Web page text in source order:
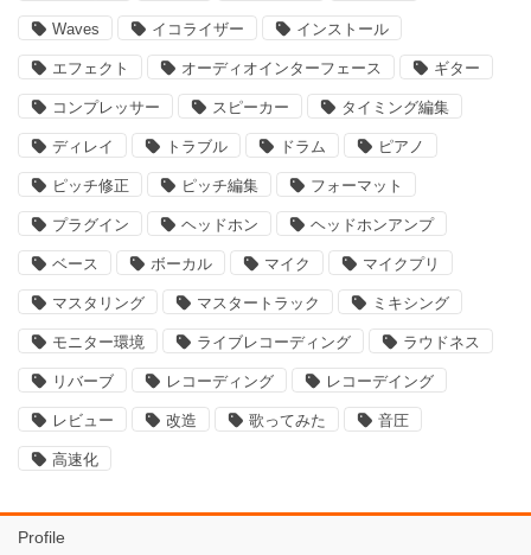
Waves イコライザー インストール
エフェクト オーディオインターフェース ギター
コンプレッサー スピーカー タイミング編集
ディレイ トラブル ドラム ピアノ
ピッチ修正 ピッチ編集 フォーマット
プラグイン ヘッドホン ヘッドホンアンプ
ベース ボーカル マイク マイクプリ
マスタリング マスタートラック ミキシング
モニター環境 ライブレコーディング ラウドネス
リバーブ レコーディング レコーデイング
レビュー 改造 歌ってみた 音圧
高速化
Profile